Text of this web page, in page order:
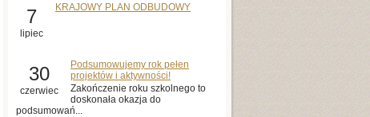
7
lipiec
KRAJOWY PLAN ODBUDOWY
30
czerwiec
Podsumowujemy rok pełen
projektów i aktywności!
Zakończenie roku szkolnego to
doskonała okazja do
podsumowań...